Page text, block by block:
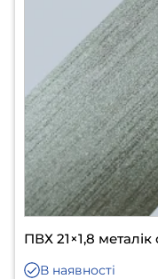
ПВХ 21×1,8
В наявності